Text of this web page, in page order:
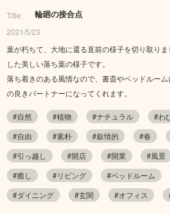
Title: 輪廻の接合点
2021/5/23
葉が朽ちて、大地に還る直前の様子を切り取り
した美しい落ち葉の様子です。
落ち着きのある風情なので、書斎やベッドルー
の良きパートナーになってくれます。
#自然 #植物 #ナチュラル #わ
#自由
#素朴 #叙情的 #春
#引っ越し
#開店 #開業 #風景
#癒し
#リビング #ベッドルーム
#ダイニング
#玄関 #オフィス